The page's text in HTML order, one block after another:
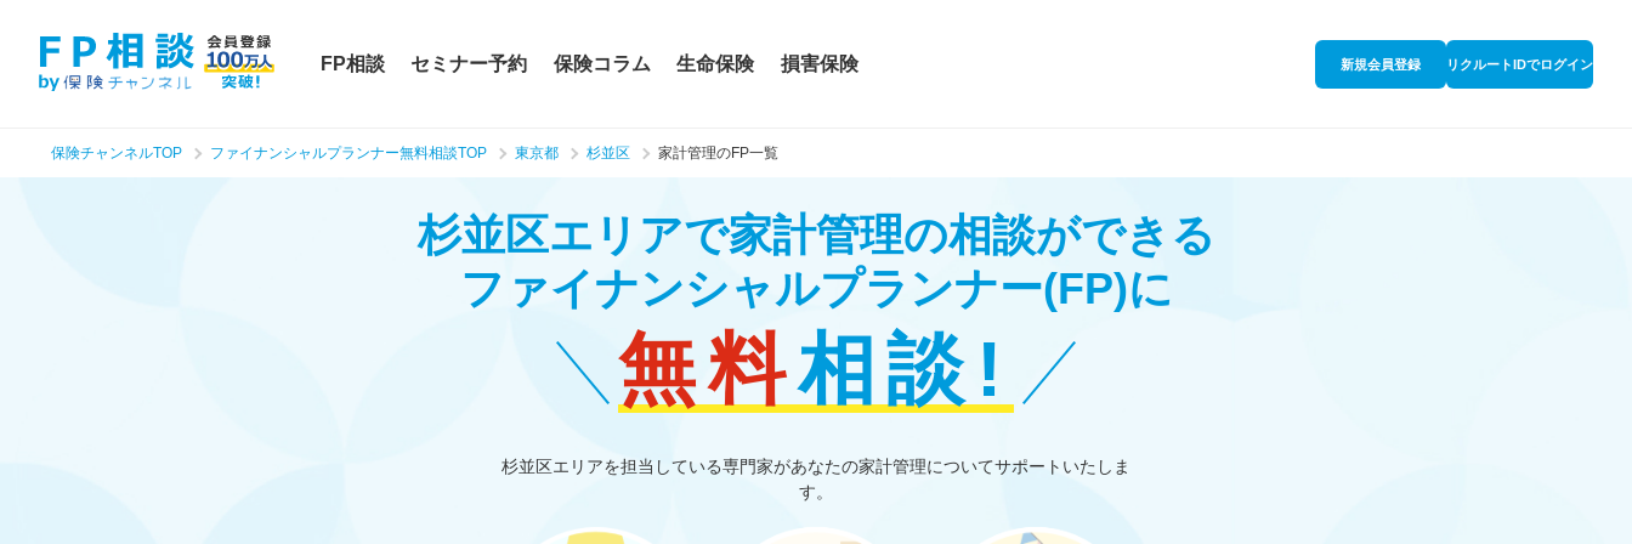
FP相談 セミナー予約 保険コラム 生命保険 損害保険 新規会員登録 リクルートIDでログイン
保険チャンネルTOP ファイナンシャルプランナー無料相談TOP 東京都 杉並区 家計管理のFP一覧
杉並区エリアで家計管理の相談ができる
ファイナンシャルプランナー(FP)に
無料相談!
杉並区エリアを担当している専門家があなたの家計管理についてサポートいたしま
す。